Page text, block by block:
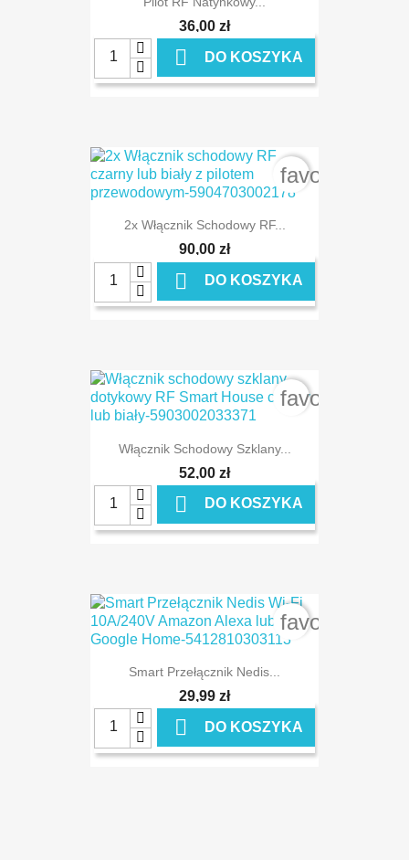
36,00 zł
 DO KOSZYKA
2x Włącznik Schodowy RF...
90,00 zł
 DO KOSZYKA
Włącznik Schodowy Szklany...
52,00 zł
 DO KOSZYKA
Smart Przełącznik Nedis...
29,99 zł
 DO KOSZYKA